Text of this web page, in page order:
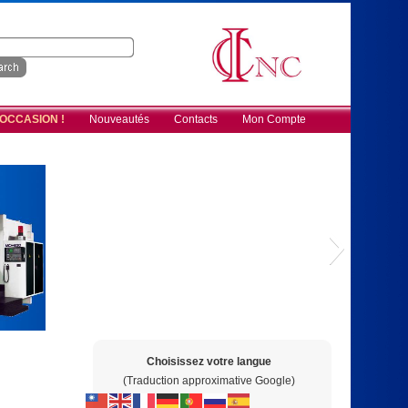
! Nouveautés Contacts Mon Compte
Choisissez votre langue
(Traduction approximative Google)